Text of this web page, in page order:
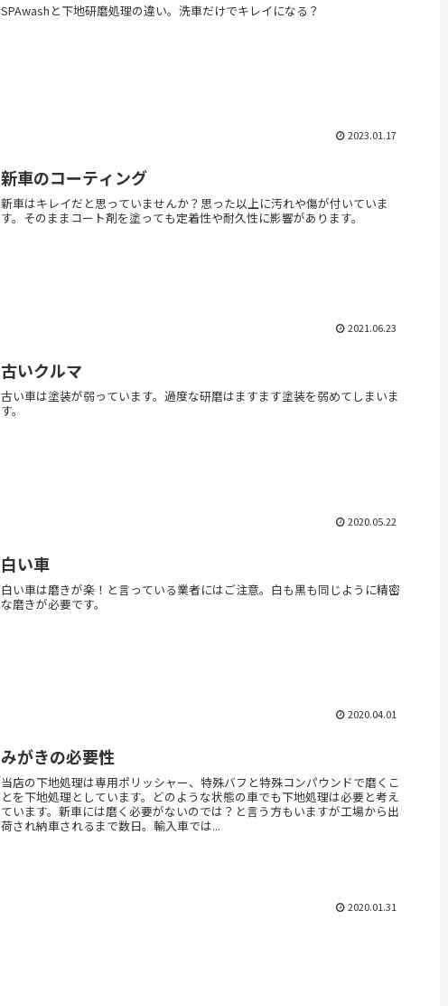
SPAwashと下地研磨処理の違い。洗車だけでキレイになる？
2023.01.17
新車のコーティング
新車はキレイだと思っていませんか？思った以上に汚れや傷が付いていま
す。そのままコート剤を塗っても定着性や耐久性に影響があります。
2021.06.23
古いクルマ
古い車は塗装が弱っています。過度な研磨はますます塗装を弱めてしまいま
す。
2020.05.22
白い車
白い車は磨きが楽！と言っている業者にはご注意。白も黒も同じように精密
な磨きが必要です。
2020.04.01
みがきの必要性
当店の下地処理は専用ポリッシャー、特殊バフと特殊コンパウンドで磨くこ
とを下地処理としています。どのような状態の車でも下地処理は必要と考え
ています。新車には磨く必要がないのでは？と言う方もいますが工場から出
荷され納車されるまで数日。輸入車では...
2020.01.31